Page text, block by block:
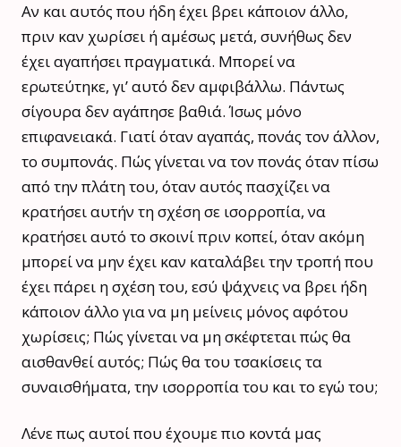
Αν και αυτός που ήδη έχει βρει κάποιον άλλο,
πριν καν χωρίσει ή αμέσως μετά, συνήθως δεν
έχει αγαπήσει πραγματικά. Μπορεί να
ερωτεύτηκε, γι’ αυτό δεν αμφιβάλλω. Πάντως
σίγουρα δεν αγάπησε βαθιά. Ίσως μόνο
επιφανειακά. Γιατί όταν αγαπάς, πονάς τον άλλον,
το συμπονάς. Πώς γίνεται να τον πονάς όταν πίσω
από την πλάτη του, όταν αυτός πασχίζει να
κρατήσει αυτήν τη σχέση σε ισορροπία, να
κρατήσει αυτό το σκοινί πριν κοπεί, όταν ακόμη
μπορεί να μην έχει καν καταλάβει την τροπή που
έχει πάρει η σχέση του, εσύ ψάχνεις να βρει ήδη
κάποιον άλλο για να μη μείνεις μόνος αφότου
χωρίσεις; Πώς γίνεται να μη σκέφτεται πώς θα
αισθανθεί αυτός; Πώς θα του τσακίσεις τα
συναισθήματα, την ισορροπία του και το εγώ του;
Λένε πως αυτοί που έχουμε πιο κοντά μας